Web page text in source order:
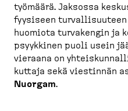
työmäärä. Jaksossa
fyysiseen
huomiota turvakengin ja
psyykkinen puoli usein
vieraana on
kuttaja sekä viestinnän
Nuorgam.